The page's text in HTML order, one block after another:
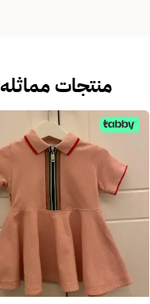
منتجات مماثله